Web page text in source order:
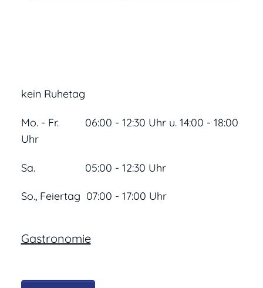
kein Ruhetag
Mo. - Fr. 06:00 - 12:30 Uhr u. 14:00 - 18:00
Uhr
Sa. 05:00 - 12:30 Uhr
So., Feiertag 07:00 - 17:00 Uhr
Gastronomie